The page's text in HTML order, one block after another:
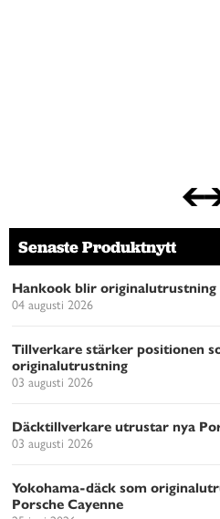
Senaste Produktnytt
Hankook blir originalutrustning
04 augusti 2026
Tillverkare stärker positionen
originalutrustning
03 augusti 2026
Däcktillverkare utrustar nya
03 augusti 2026
Yokohama-däck som
Porsche Cayenne